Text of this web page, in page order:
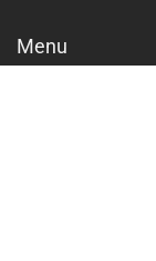
Menu